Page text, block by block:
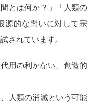
とは何か？」「人類の
源的な問いに対して宗
されています。
用の利かない、創造的
人類の消滅という可能